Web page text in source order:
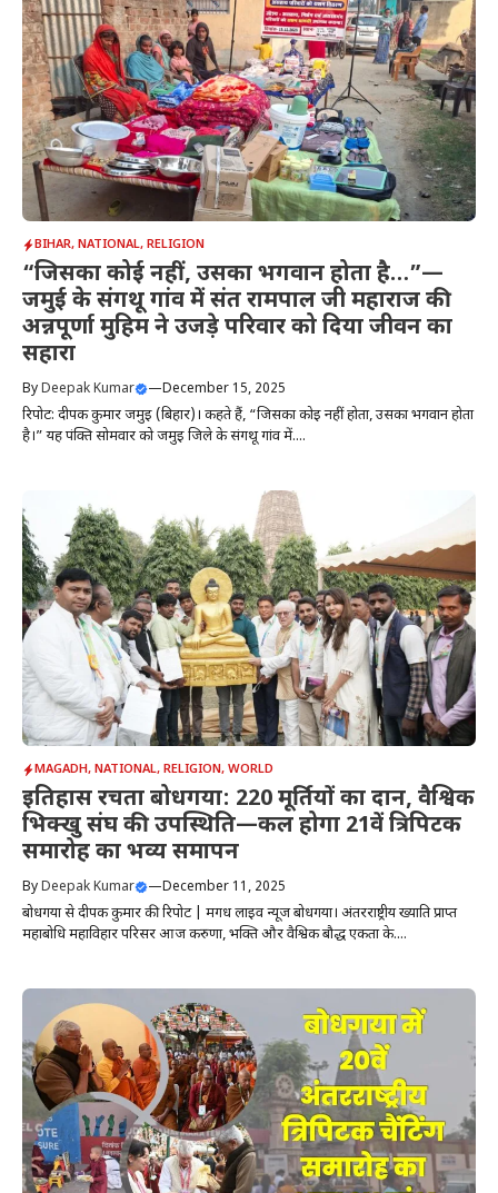
BIHAR, NATIONAL, RELIGION
“जिसका कोई नहीं, उसका भगवान होता है…”—
जमुई के संगथू गांव में संत रामपाल जी महाराज की
अन्नपूर्णा मुहिम ने उजड़े परिवार को दिया जीवन का
सहारा
ByDeepak Kumar —December 15, 2025
रिपोर्ट: दीपक कुमार जमुई (बिहार)। कहते हैं, “जिसका कोई नहीं होता, उसका भगवान होता
है।” यह पंक्ति सोमवार को जमुई जिले के संगथू गांव में....
MAGADH, NATIONAL, RELIGION, WORLD
इतिहास रचता बोधगया: 220 मूर्तियों का दान, वैश्विक
भिक्खु संघ की उपस्थिति—कल होगा 21वें त्रिपिटक
समारोह का भव्य समापन
ByDeepak Kumar —December 11, 2025
बोधगया से दीपक कुमार की रिपोर्ट | मगध लाइव न्यूज बोधगया। अंतरराष्ट्रीय ख्याति प्राप्त
महाबोधि महाविहार परिसर आज करुणा, भक्ति और वैश्विक बौद्ध एकता के....